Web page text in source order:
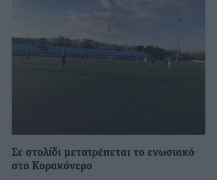
Σε στολίδι μετατρέπεται το ενωσιακό
στο Κορακόνερο